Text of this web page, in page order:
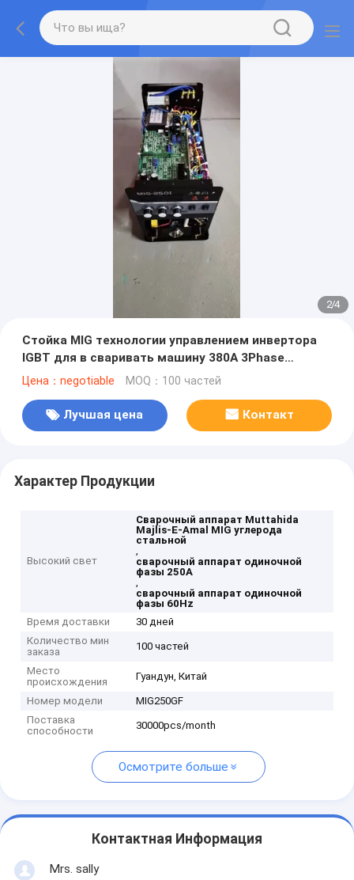
2/4
Стойка MIG технологии управлением инвертора
IGBT для в сваривать машину 380A 3Phase
сварщика инвертора Muttahida Majlis-E-Amal MIG
Цена：negotiable MOQ：100 частей
Лучшая цена Контакт
Характер Продукции
Высокий свет
Сварочный аппарат Muttahida
Majlis-E-Amal MIG углерода
стальной
,
сварочный аппарат одиночной
фазы 250A
,
сварочный аппарат одиночной
фазы 60Hz
Время доставки
30 дней
Количество мин
заказа
100 частей
Место
происхождения
Гуандун, Китай
Номер модели
MIG250GF
Поставка
способности
30000pcs/month
Осмотрите больше
Контактная Информация
Mrs. sally